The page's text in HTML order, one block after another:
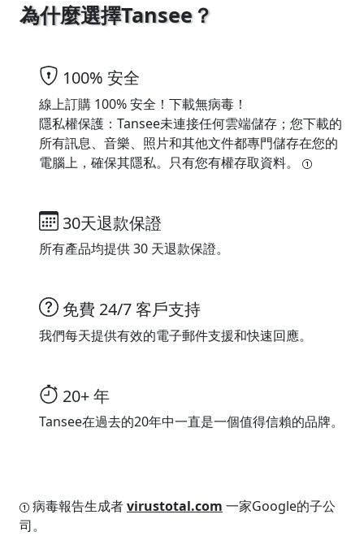
為什麼選擇Tansee？
100% 安全
線上訂購 100% 安全！下載無病毒！
隱私權保護：Tansee未連接任何雲端儲存；您下載的
所有訊息、音樂、照片和其他文件都專門儲存在您的
電腦上，確保其隱私。只有您有權存取資料。
30天退款保證
所有產品均提供 30 天退款保證。
免費 24/7 客戶支持
我們每天提供有效的電子郵件支援和快速回應。
20+ 年
Tansee在過去的20年中一直是一個值得信賴的品牌。
病毒報告生成者virustotal.com 一家Google的子公
司。